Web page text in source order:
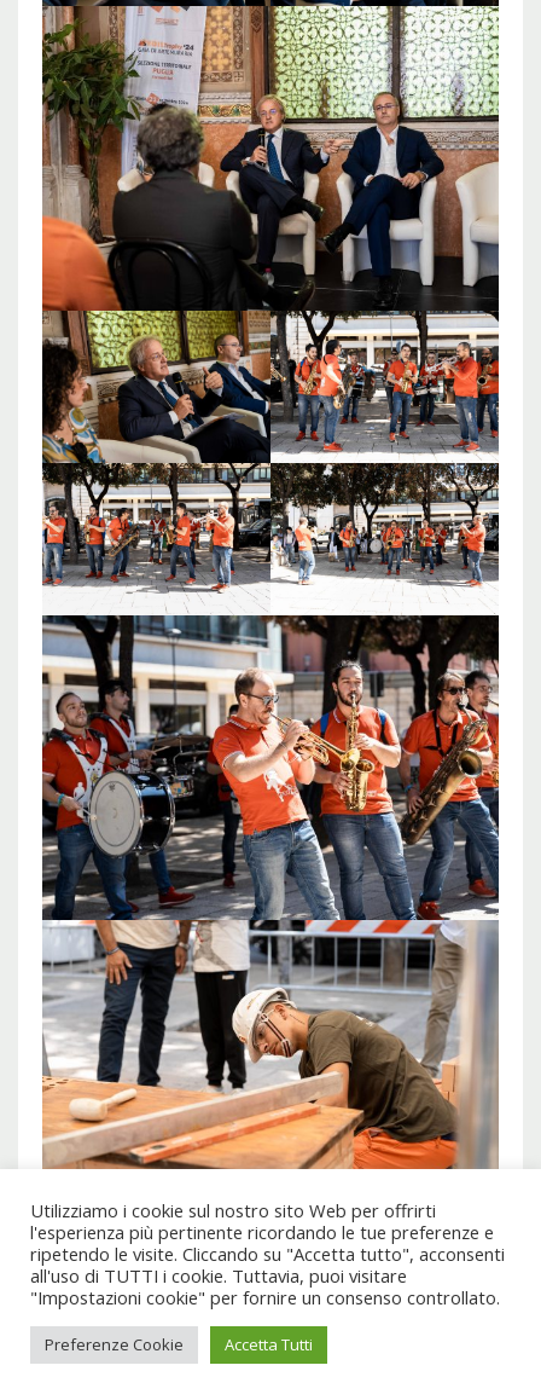
Utilizziamo i cookie sul nostro sito Web per offrirti
l'esperienza più pertinente ricordando le tue preferenze e
ripetendo le visite. Cliccando su "Accetta tutto", acconsenti
all'uso di TUTTI i cookie. Tuttavia, puoi visitare
"Impostazioni cookie" per fornire un consenso controllato.
Preferenze Cookie Accetta Tutti